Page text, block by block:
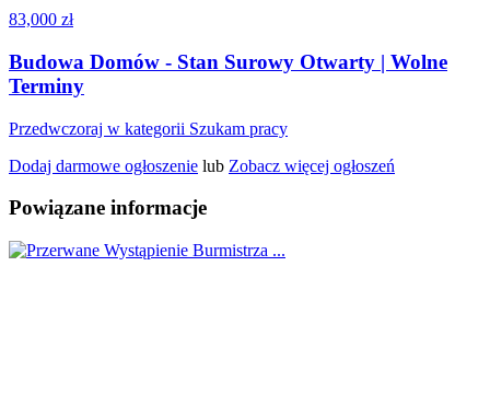
83,000 zł
Budowa Domów - Stan Surowy Otwarty | Wolne
Terminy
Przedwczoraj w kategorii Szukam pracy
Dodaj darmowe ogłoszenie lub Zobacz więcej ogłoszeń
Powiązane informacje